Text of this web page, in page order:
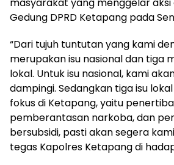
Gedung DPRD Ketapang pada
“Dari tujuh tuntutan yang kami
merupakan isu nasional dan tiga
lokal. Untuk isu nasional, kami
dampingi. Sedangkan tiga isu
fokus di Ketapang, yaitu
pemberantasan narkoba, dan
bersubsidi, pasti akan segera
tegas Kapolres Ketapang di